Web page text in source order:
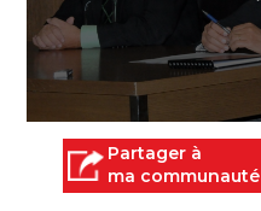
seconds Partager à
ma communauté